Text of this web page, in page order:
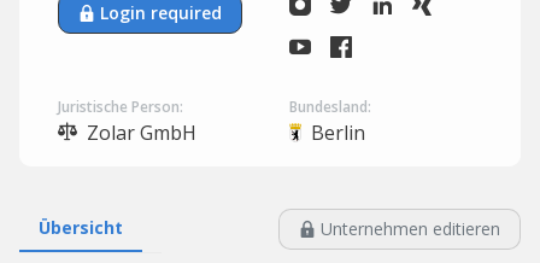
Login required
Juristische Person:
Zolar GmbH
Bundesland:
Berlin
Übersicht Unternehmen editieren